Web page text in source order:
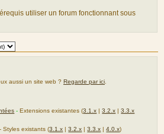
utiliser un forum fonctionnant sous
aussi un site web ? Regarde par ici.
- Extensions existantes (3.1.x |3.2.x |3.3.x
- Styles existants (3.1.x |3.2.x |3.3.x |4.0.x)